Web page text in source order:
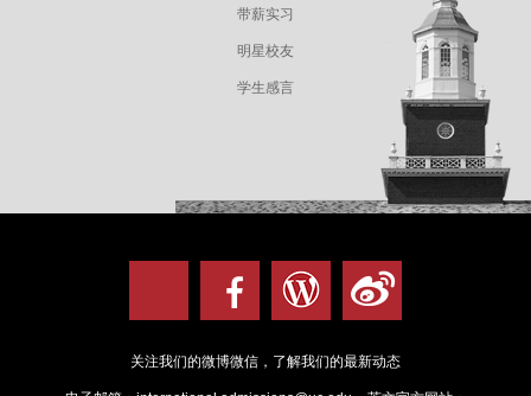
带薪实习
明星校友
学生感言
关注我们的微博微信，了解我们的最新动态